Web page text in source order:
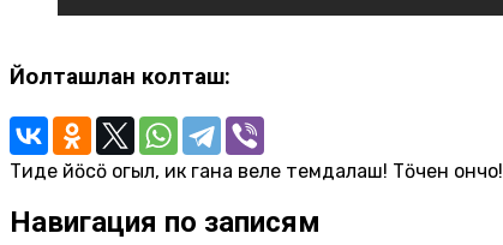
Йолташлан колташ:
Тиде йӧсӧ огыл, ик гана веле темдалаш! Тӧчен ончо!
Навигация по записям